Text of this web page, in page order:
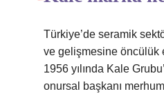
Türkiye’de seramik
ve gelişmesine öncülük
1956 yılında Kale
onursal başkanı